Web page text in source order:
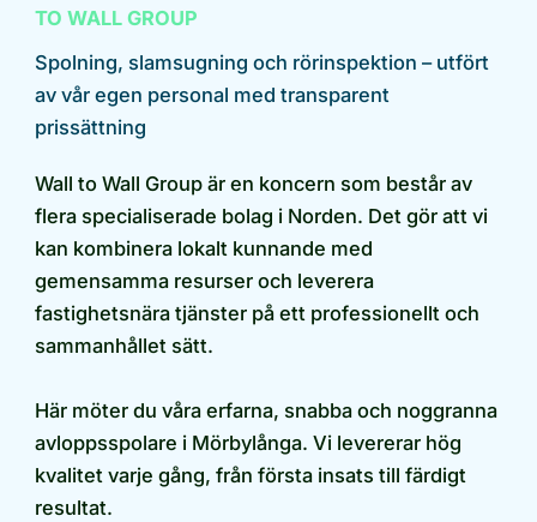
TO WALL GROUP
Spolning, slamsugning och rörinspektion – utfört
av vår egen personal med transparent
prissättning
Wall to Wall Group är en koncern som består av
flera specialiserade bolag i Norden. Det gör att vi
kan kombinera lokalt kunnande med
gemensamma resurser och leverera
fastighetsnära tjänster på ett professionellt och
sammanhållet sätt.
Här möter du våra erfarna, snabba och noggranna
avloppsspolare i Mörbylånga. Vi levererar hög
kvalitet varje gång, från första insats till färdigt
resultat.